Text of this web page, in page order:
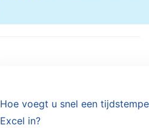
Hoe voegt u snel een
Excel in?